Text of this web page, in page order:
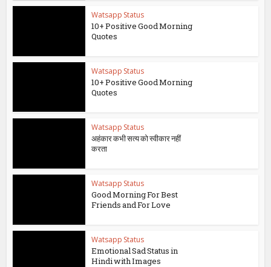
Watsapp Status
10+ Positive Good Morning
Quotes
Watsapp Status
10+ Positive Good Morning
Quotes
Watsapp Status
अहंकार कभी सत्य को स्वीकार नहीं
करता
Watsapp Status
Good Morning For Best
Friends and For Love
Watsapp Status
Emotional Sad Status in
Hindi with Images